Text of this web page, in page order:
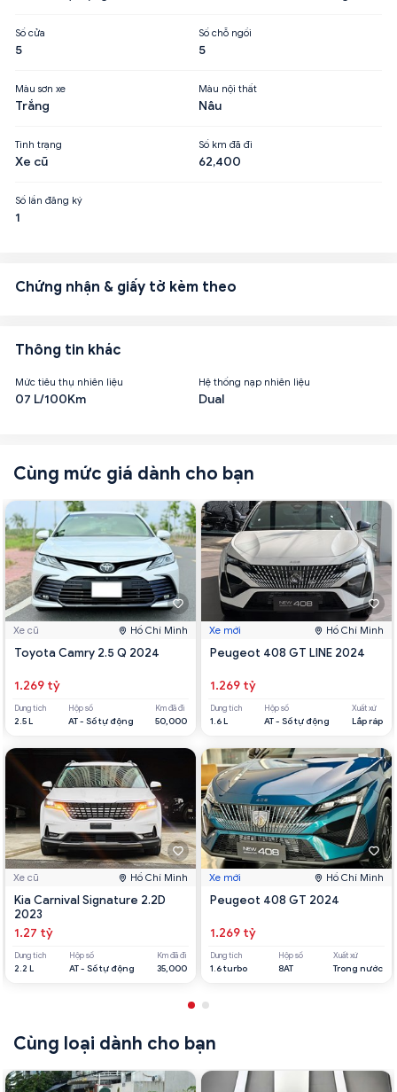
Số cửa
5
Số chỗ ngồi
5
Màu sơn xe
Trắng
Màu nội thất
Nâu
Tình trạng
Xe cũ
Số km đã đi
62,400
Số lần đăng ký
1
Chứng nhận & giấy tờ kèm theo
Thông tin khác
Mức tiêu thụ nhiên liệu
07 L/100Km
Hệ thống nạp nhiên liệu
Dual
Cùng mức giá dành cho bạn
Xe cũ Hồ Chí Minh
Toyota Camry 2.5 Q 2024
1.269 tỷ
Dung tích
2.5 L
Hộp số
AT - Số tự động
Km đã đi
50,000
Xe cũ Hồ Chí Minh
Kia Carnival Signature 2.2D
2023
1.27 tỷ
Dung tích
2.2 L
Hộp số
AT - Số tự động
Km đã đi
35,000
Xe mới Hồ Chí Minh
Peugeot 408 GT LINE 2024
1.269 tỷ
Dung tích
1.6 L
Hộp số
AT - Số tự động
Xuất xứ
Lắp ráp
Xe mới Hồ Chí Minh
Peugeot 408 GT 2024
1.269 tỷ
Dung tích
1.6 turbo
Hộp số
8AT
Xuất xứ
Trong nước
Cùng loại dành cho bạn